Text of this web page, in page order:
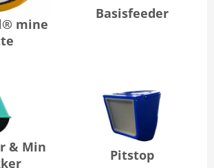
mine
Basisfeeder
& Min
Pitstop